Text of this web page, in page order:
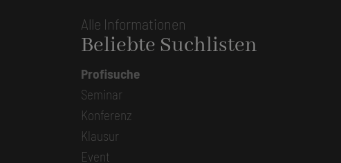
Alle Informationen
Beliebte Suchlisten
Profisuche
Seminar
Konferenz
Klausur
Event